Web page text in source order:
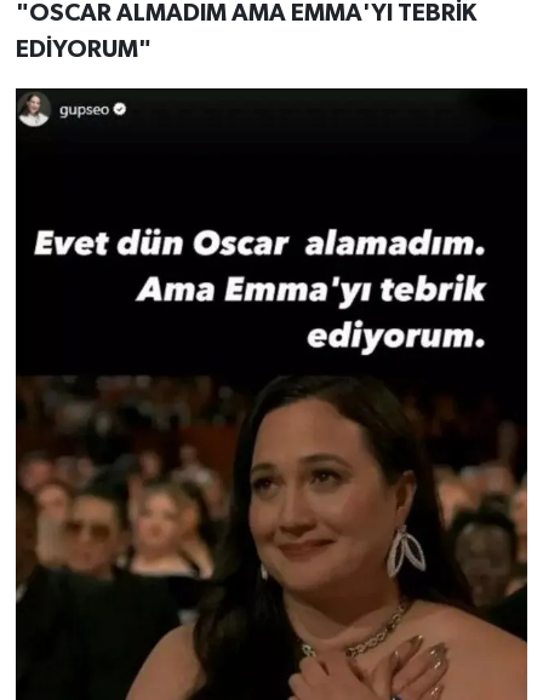
"OSCAR ALMADIM AMA EMMA'YI TEBRİK
EDİYORUM"